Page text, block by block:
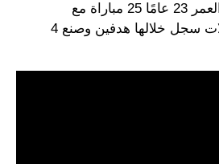
ولعب شتيلر البالغ من العمر 23 عامًا 25 مباراة مع
شتوتجارت بكل البطولات سجل خلالها هدفين وصنع 4